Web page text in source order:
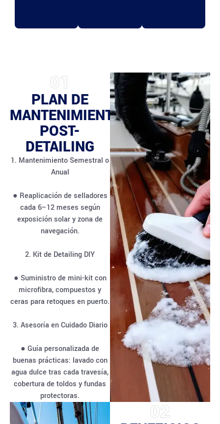
01
PLAN DE
MANTENIMIENTO
POST-
DETAILING
1. Mantenimiento Semestral o
Anual
● Reaplicación de selladores
cada 6–12 meses según
exposición solar y zona de
navegación.
2. Kit de Detailing DIY
● Suministro de mini-kit con
microfibra, compuestos y
ceras para retoques en puerto.
3. Asesoría en Cuidado Diario
● Guía personalizada de
buenas prácticas: lavado con
agua dulce tras cada travesía,
cobertura de toldos y fundas
protectoras.
02